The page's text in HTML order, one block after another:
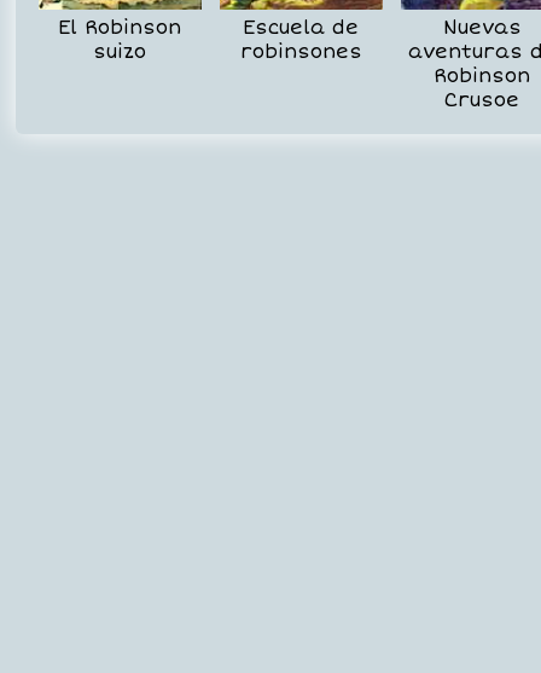
El Robinson
suizo
Escuela de
robinsones
Nuevas
aventuras
Robinson
Crusoe